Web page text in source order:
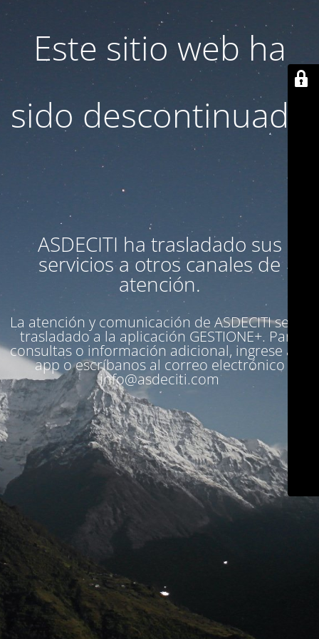
Este sitio web ha
sido descontinuado
ASDECITI ha trasladado sus
servicios a otros canales de
atención.
La atención y comunicación de ASDECITI se ha
trasladado a la aplicación GESTIONE+. Para
consultas o información adicional, ingrese a la
app o escríbanos al correo electrónico
info@asdeciti.com